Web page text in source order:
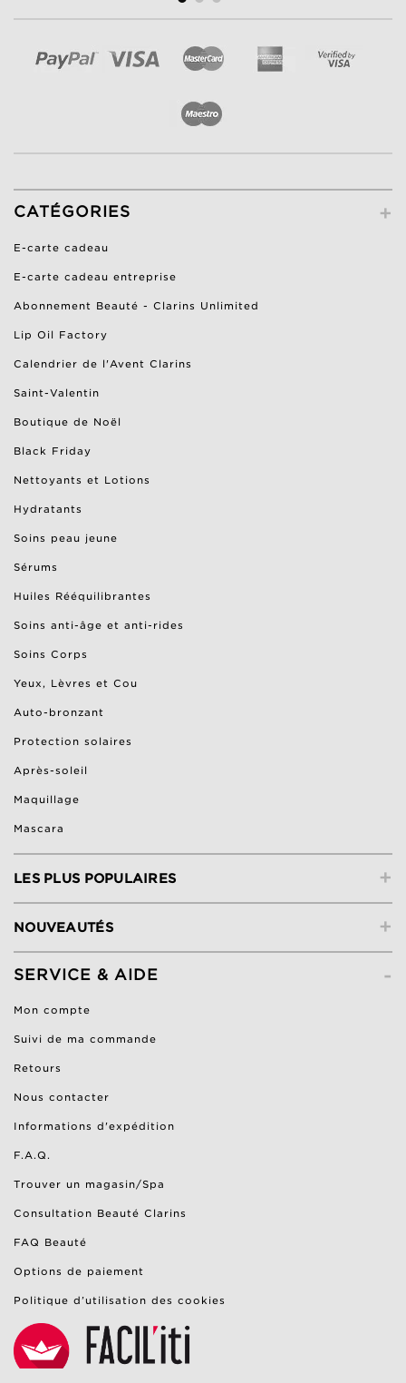
+
CATÉGORIES
E-carte cadeau
E-carte cadeau entreprise
Abonnement Beauté - Clarins Unlimited
Lip Oil Factory
Calendrier de l'Avent Clarins
Saint-Valentin
Boutique de Noël
Black Friday
Nettoyants et Lotions
Hydratants
Soins peau jeune
Sérums
Huiles Rééquilibrantes
Soins anti-âge et anti-rides
Soins Corps
Yeux, Lèvres et Cou
Auto-bronzant
Protection solaires
Après-soleil
Maquillage
Mascara
+
LES PLUS POPULAIRES
+
NOUVEAUTÉS
-
SERVICE & AIDE
Mon compte
Suivi de ma commande
Retours
Nous contacter
Informations d'expédition
F.A.Q.
Trouver un magasin/Spa
Consultation Beauté Clarins
FAQ Beauté
Options de paiement
Politique d’utilisation des cookies